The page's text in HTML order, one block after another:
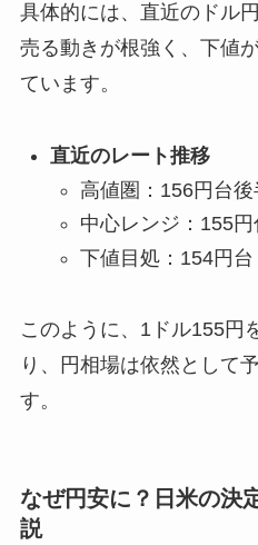
具体的には、直近のドル
売る動きが根強く、下値
ています。
直近のレート推移
高値圏：156円台後
中心レンジ：155円
下値目処：154円台
このように、1ドル155円
り、円相場は依然として
す。
なぜ円安に？日米の決
説